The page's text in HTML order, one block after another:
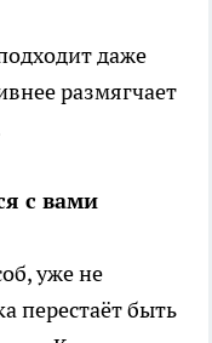
даже
размягчает
с вами
уже не
перестаёт быть